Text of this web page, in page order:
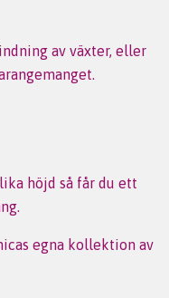
av växter, eller
höjd så får du ett
egna kollektion av